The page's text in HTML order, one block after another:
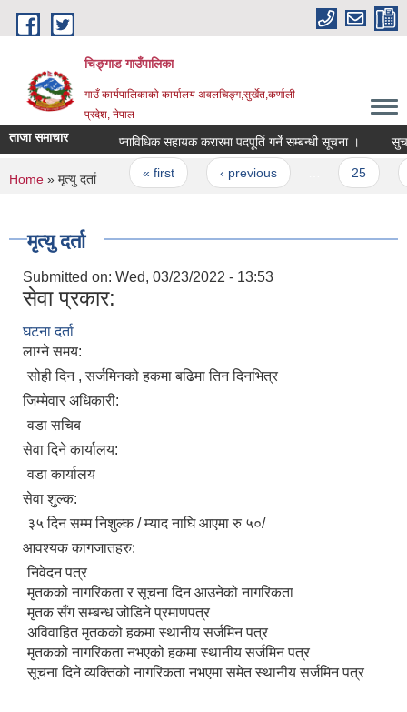
Skip to main content
चिङ्गाड गाउँपालिका
गाउँ कार्यपालिकाको कार्यालय अवलचिङ्ग,सुर्खेत,कर्णाली
प्रदेश, नेपाल
ताजा समाचार प्नाविधिक सहायक करारमा पदपूर्ति गर्ने सम्बन्धी सूचना । सुचना
Pages
« first ‹ previous
You are here
Home » मृत्यु दर्ता
मृत्यु दर्ता
Submitted on: Wed, 03/23/2022 - 13:53
सेवा प्रकार:
घटना दर्ता
लाग्ने समय:
सोही दिन , सर्जमिनको हकमा बढिमा तिन दिनभित्र
जिम्मेवार अधिकारी:
वडा सचिब
सेवा दिने कार्यालय:
वडा कार्यालय
सेवा शुल्क:
३५ दिन सम्म निशुल्क / म्याद नाघि आएमा रु ५०/
आवश्यक कागजातहरु:
निवेदन पत्र
मृतकको नागरिकता र सूचना दिन आउनेको नागरिकता
मृतक सँग सम्बन्ध जोडिने प्रमाणपत्र
अविवाहित मृतकको हकमा स्थानीय सर्जमिन पत्र
मृतकको नागरिकता नभएको हकमा स्थानीय सर्जमिन पत्र
सूचना दिने व्यक्तिको नागरिकता नभएमा समेत स्थानीय सर्जमिन पत्र